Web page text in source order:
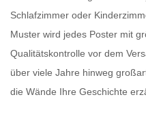
Schlafzimmer oder
Muster wird jedes Poster mit
Qualitätskontrolle vor dem
über viele Jahre hinweg
die Wände Ihre Geschichte